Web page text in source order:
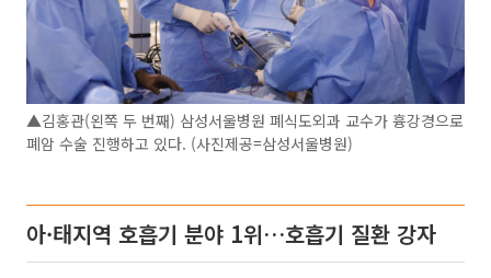
▲김홍관(왼쪽 두 번째) 삼성서울병원 폐식도외과 교수가 흉강경으로
폐암 수술 진행하고 있다. (사진제공=삼성서울병원)
아·태지역 호흡기 분야 1위…호흡기 질환 강자